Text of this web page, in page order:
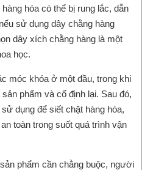
hóa có thể bị rung lắc, dẫn
sử dụng dây chằng hàng
dây xích chằng hàng là một
học.
móc khóa ở một đầu, trong khi
phẩm và cố định lại. Sau đó,
dụng để siết chặt hàng hóa,
toàn trong suốt quá trình vận
phẩm cần chằng buộc, người